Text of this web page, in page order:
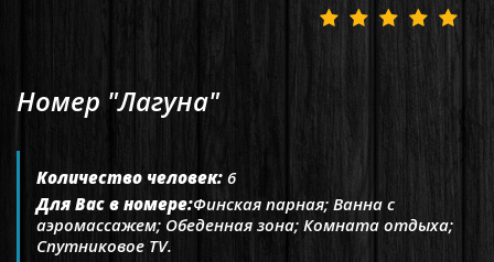
Номер "Лагуна"
Количество человек: 6
Для Вас в номере:Финская парная; Ванна с
аэромассажем; Обеденная зона; Комната отдыха;
Спутниковое TV.